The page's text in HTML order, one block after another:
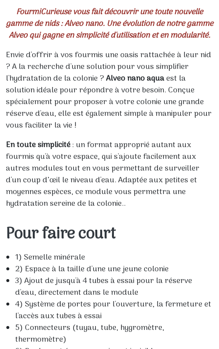
FourmiCurieuse vous fait découvrir une toute nouvelle
gamme de nids : Alveo nano. Une évolution de notre gamme
Alveo qui gagne en simplicité d'utilisation et en modularité.
Envie d'offrir à vos fourmis une oasis rattachée à leur nid
? A la recherche d'une solution pour vous simplifier
l'hydratation de la colonie ?Alveo nano aquaest la
solution idéale pour répondre à votre besoin. Conçue
spécialement pour proposer à votre colonie une grande
réserve d'eau, elle est également simple à manipuler pour
vous faciliter la vie !
En toute simplicité: un format approprié autant aux
fourmis qu'à votre espace, qui s'ajoute facilement aux
autres modules tout en vous permettant de surveiller
d'un coup d’œil le niveau d'eau. Adaptée aux petites et
moyennes espèces, ce module vous permettra une
hydratation sereine de la colonie..
Pour faire court
1) Semelle minérale
2) Espace à la taille d'une une jeune colonie
3) Ajout de jusqu'à 4 tubes à essai pour la réserve
d'eau, directement dans le module
4) Système de portes pour l'ouverture, la fermeture et
l'accès aux tubes à essai
5) Connecteurs (tuyau, tube, hygromètre,
thermomètre)